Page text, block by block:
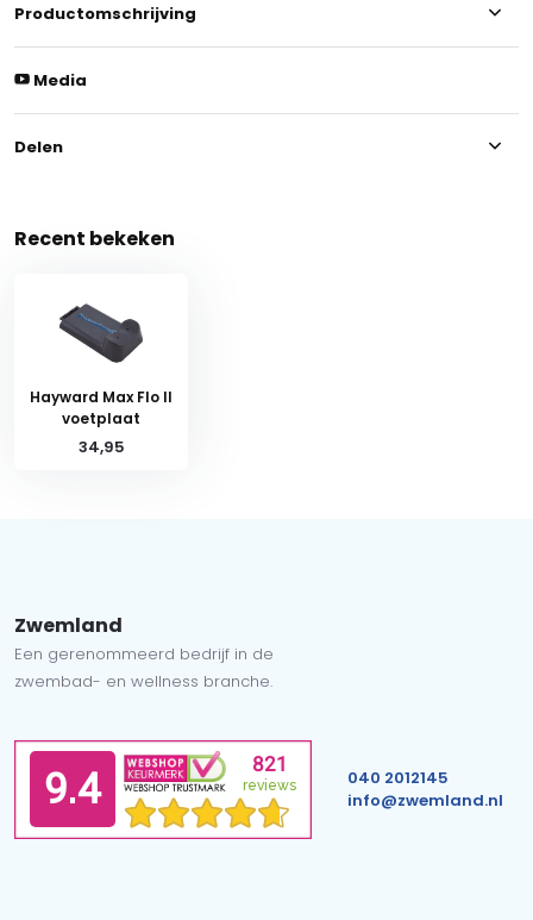
Productomschrijving
Media
Delen
Recent bekeken
Hayward Max Flo II
voetplaat
34,95
Zwemland
Een gerenommeerd bedrijf in de
zwembad- en wellness branche.
040 2012145
info@zwemland.nl